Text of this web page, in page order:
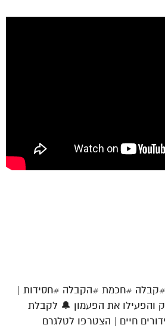
#חכמת #הקבלה #חסידות |
והפעילו את הפעמון 🔔 לקבלת
חיים | הצטרפו לטלגרם